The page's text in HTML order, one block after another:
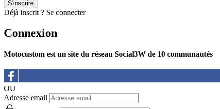
Déjà inscrit ? Se connecter
Connexion
Motocustom est un site du réseau Social3W de 10 communautés
OU
Adresse email